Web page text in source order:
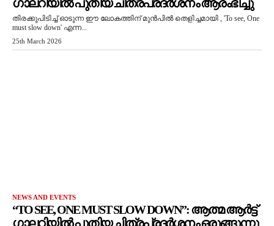
ഗാലറിയിൽ പുതിയ ചിത്രപ്രദർശനം ആരംഭിച്ചു
തിരക്കുപിടിച്ച് ഓടുന്ന ഈ ലോകത്തിന് മുൻപിൽ തെളിച്ചമായി , 'To see, One
must slow down' എന്ന...
25th March 2026
NEWS AND EVENTS
“TO SEE, ONE MUST SLOW DOWN”: ആത്മ ആർട്ട്
ഗാലറിയിൽ പുതിയ ചിത്രപ്രദർശനം ഒരുങ്ങുന്നു